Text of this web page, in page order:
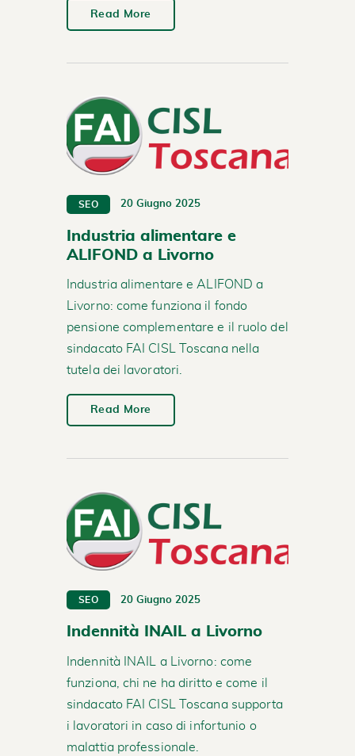
Read More
SEO 20 Giugno 2025
Industria alimentare e
ALIFOND a Livorno
Industria alimentare e ALIFOND a
Livorno: come funziona il fondo
pensione complementare e il ruolo del
sindacato FAI CISL Toscana nella
tutela dei lavoratori.
Read More
SEO 20 Giugno 2025
Indennità INAIL a Livorno
Indennità INAIL a Livorno: come
funziona, chi ne ha diritto e come il
sindacato FAI CISL Toscana supporta
i lavoratori in caso di infortunio o
malattia professionale.